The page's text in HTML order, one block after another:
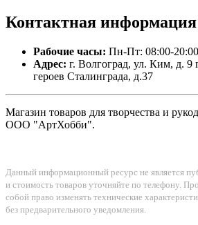
Контактная информация
Рабочие часы: Пн-Пт: 08:00-
Адрес: г. Волгоград, ул. Ким, д. 9
героев Сталинграда, д.37
Магазин товаров для творчества и
ООО "АртХобби".
Данный информационный ресурс не является
и стоимость товаров уточняйте по телефону.
собой право изменять технические
без предварительного уведомления.